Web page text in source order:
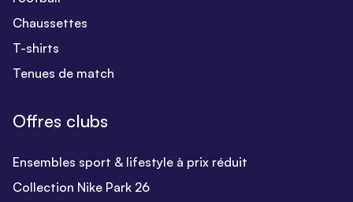
Chaussettes
T-shirts
Tenues de match
Offres clubs
Ensembles sport & lifestyle à prix réduit
Collection Nike Park 26